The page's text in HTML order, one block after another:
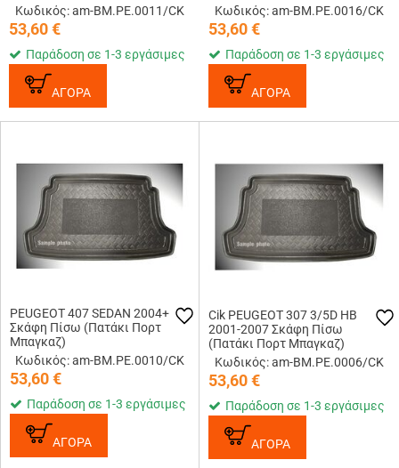
Κωδικός: am-BM.PE.0011/CK
53,60€
Παράδοση σε 1-3 εργάσιμες
ΑΓΟΡΑ
Κωδικός: am-BM.PE.0016/CK
53,60€
Παράδοση σε 1-3 εργάσιμες
ΑΓΟΡΑ
PEUGEOT 407 SEDAN 2004+
Σκάφη Πίσω (Πατάκι Πορτ
Μπαγκαζ)
Κωδικός: am-BM.PE.0010/CK
53,60€
Παράδοση σε 1-3 εργάσιμες
ΑΓΟΡΑ
Cik PEUGEOT 307 3/5D HB
2001-2007 Σκάφη Πίσω
(Πατάκι Πορτ Μπαγκαζ)
Κωδικός: am-BM.PE.0006/CK
53,60€
Παράδοση σε 1-3 εργάσιμες
ΑΓΟΡΑ